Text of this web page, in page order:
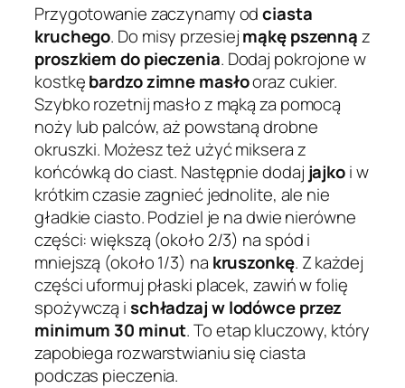
Przygotowanie zaczynamy odciasta
kruchego. Do misy przesiejmąkę pszennąz
proszkiem do pieczenia. Dodaj pokrojone w
kostkębardzo zimne masłooraz cukier.
Szybko rozetnij masło z mąką za pomocą
noży lub palców, aż powstaną drobne
okruszki. Możesz też użyć miksera z
końcówką do ciast. Następnie dodaj jajkoi w
krótkim czasie zagnieć jednolite, ale nie
gładkie ciasto. Podziel je na dwie nierówne
części: większą (około 2/3) na spód i
mniejszą (około 1/3) na kruszonkę. Z każdej
części uformuj płaski placek, zawiń w folię
spożywczą ischładzaj w lodówce przez
minimum 30 minut. To etap kluczowy, który
zapobiega rozwarstwianiu się ciasta
podczas pieczenia.